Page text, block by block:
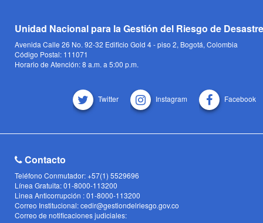
Unidad Nacional para la Gestión del Riesgo de
Avenida Calle 26 No. 92-32 Edificio Gold 4 - piso 2, Bogotá, Colombia
Código Postal: 111071
Horario de Atención: 8 a.m. a 5:00 p.m.
Twitter Instagram Facebook
Contacto
Teléfono Conmutador: +57(1) 5529696
Línea Gratuita: 01-8000-113200
Linea Anticorrupción : 01-8000-113200
Correo Institucional: cedir@gestiondelriesgo.gov.co
Correo de notificaciones judiciales: